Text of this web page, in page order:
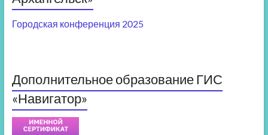
Городская конференция 2025
Дополнительное образование ГИС
«Навигатор»